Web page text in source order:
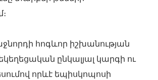
հոգևոր իշխանության
ընկալյալ կարգի ու
որևէ եպիսկոպոսի